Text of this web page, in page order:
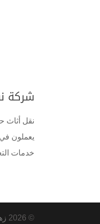
شركة نقل
نقل أثاث
يعملون في
خدمات
© 2026